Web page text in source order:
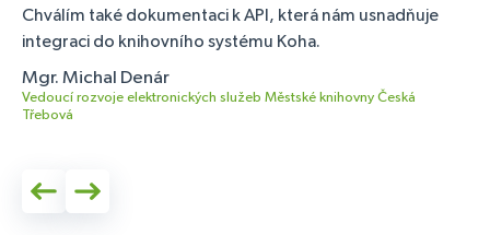
Chválím také dokumentaci k API, která nám usnadňuje
integraci do knihovního systému Koha.
Mgr. Michal Denár
Vedoucí rozvoje elektronických služeb Městské knihovny Česká
Třebová